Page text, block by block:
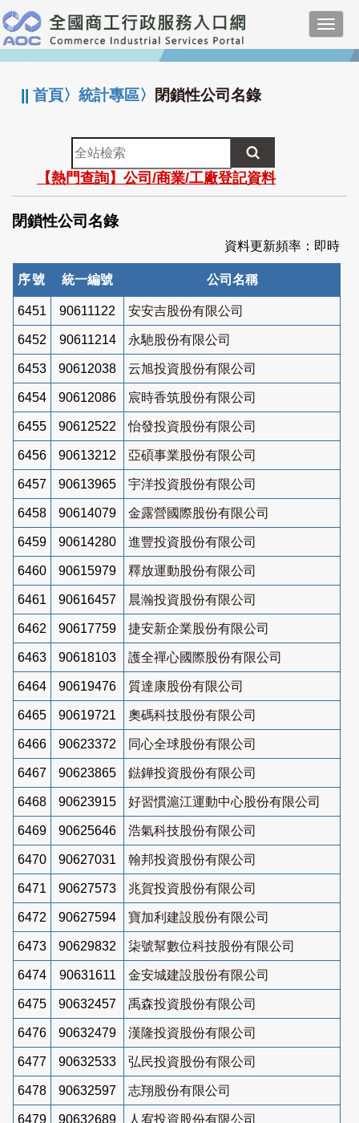
跳
到
主
要
:::
||首頁〉統計專區〉 閉鎖性公司名錄
全
站
檢
索
【熱門查詢】公司/商業/工廠登記資料
閉鎖性公司名錄
資料更新頻率：即時
序號 統一編號 公司名稱
6451 90611122 安安吉股份有限公司
6452 90611214 永馳股份有限公司
6453 90612038 云旭投資股份有限公司
6454 90612086 宸時香筑股份有限公司
6455 90612522 怡發投資股份有限公司
6456 90613212 亞碩事業股份有限公司
6457 90613965 宇洋投資股份有限公司
6458 90614079 金露營國際股份有限公司
6459 90614280 進豐投資股份有限公司
6460 90615979 釋放運動股份有限公司
6461 90616457 晨瀚投資股份有限公司
6462 90617759 捷安新企業股份有限公司
6463 90618103 護全禪心國際股份有限公司
6464 90619476 質達康股份有限公司
6465 90619721 奧碼科技股份有限公司
6466 90623372 同心全球股份有限公司
6467 90623865 鍅鏵投資股份有限公司
6468 90623915 好習慣滬江運動中心股份有限公司
6469 90625646 浩氣科技股份有限公司
6470 90627031 翰邦投資股份有限公司
6471 90627573 兆賀投資股份有限公司
6472 90627594 寶加利建設股份有限公司
6473 90629832 柒號幫數位科技股份有限公司
6474 90631611 金安城建設股份有限公司
6475 90632457 禹森投資股份有限公司
6476 90632479 漢隆投資股份有限公司
6477 90632533 弘民投資股份有限公司
6478 90632597 志翔股份有限公司
6479 90632689 人宥投資股份有限公司